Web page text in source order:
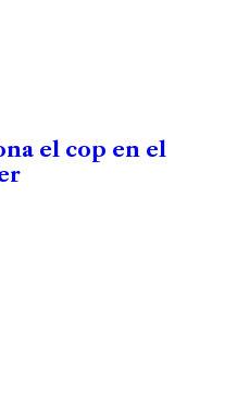
el cop en el